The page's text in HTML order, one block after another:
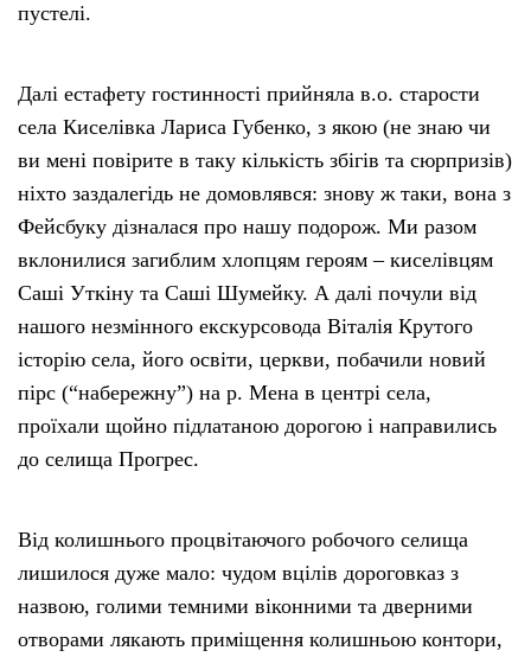
пустелі.
Далі естафету гостинності прийняла в.о. старости
села Киселівка Лариса Губенко, з якою (не знаю чи
ви мені повірите в таку кількість збігів та сюрпризів)
ніхто заздалегідь не домовлявся: знову ж таки, вона з
Фейсбуку дізналася про нашу подорож. Ми разом
вклонилися загиблим хлопцям героям – киселівцям
Саші Уткіну та Саші Шумейку. А далі почули від
нашого незмінного екскурсовода Віталія Крутого
історію села, його освіти, церкви, побачили новий
пірс (“набережну”) на р. Мена в центрі села,
проїхали щойно підлатаною дорогою і направились
до селища Прогрес.
Від колишнього процвітаючого робочого селища
лишилося дуже мало: чудом вцілів дороговказ з
назвою, голими темними віконними та дверними
отворами лякають приміщення колишньою контори,